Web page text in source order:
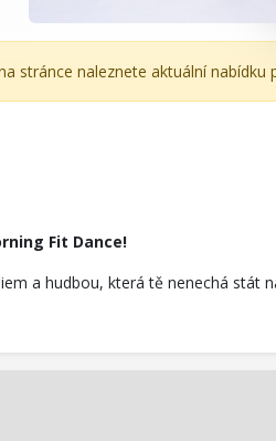
stránce naleznete aktuální nabídku
Fit Dance!
a hudbou, která tě nenechá stát